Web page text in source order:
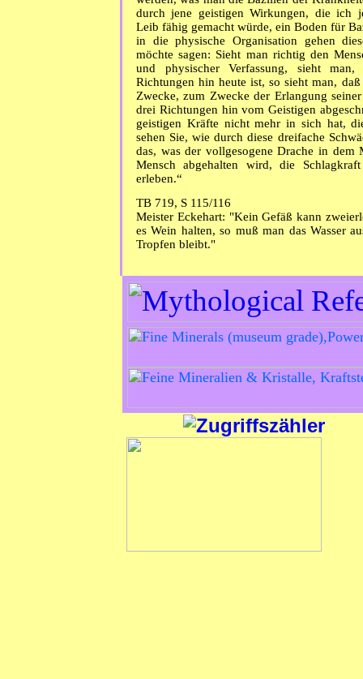
durch jene geistigen Wirkungen, die ich
Leib fähig gemacht würde, ein Boden für
in die physische Organisation gehen
möchte sagen: Sieht man richtig den
und physischer Verfassung, sieht
Richtungen hin heute ist, so sieht man,
Zwecke, zum Zwecke der Erlangung
drei Richtungen hin vom Geistigen
geistigen Kräfte nicht mehr in sich hat,
sehen Sie, wie durch diese dreifache
das, was der vollgesogene Drache in dem
Mensch abgehalten wird, die
erleben.“
TB 719, S 115/116
Meister Eckehart: "Kein Gefäß kann
es Wein halten, so muß man das Wasser
Tropfen bleibt."